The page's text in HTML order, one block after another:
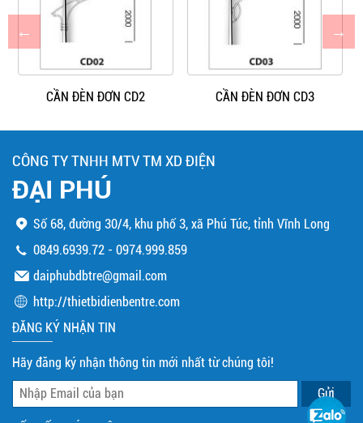
CẦN ĐÈN ĐƠN CD2 CẦN ĐÈN ĐƠN CD3
CÔNG TY TNHH MTV TM XD ĐIỆN
ĐẠI PHÚ
Số 68, đường 30/4, khu phố 3, xã Phú Túc, tỉnh Vĩnh Long
0849.6939.72 -0974.999.859
daiphubdbtre@gmail.com
http://thietbidienbentre.com
ĐĂNG KÝ NHẬN TIN
Hãy đăng ký nhận thông tin mới nhất từ chúng tôi!